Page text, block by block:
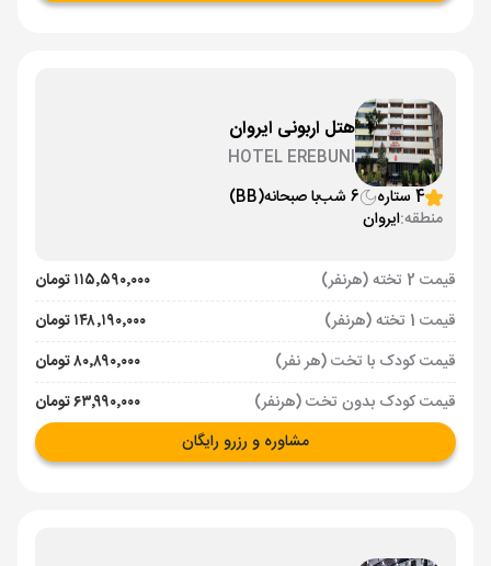
هتل اربونی ایروان
HOTEL EREBUNI
4 ستاره
6 شب با صبحانه(BB)
منطقه:ایروان
قیمت 2 تخته (هرنفر)
۱۱۵٬۵۹۰٬۰۰۰ تومان
قیمت 1 تخته (هرنفر)
۱۴۸٬۱۹۰٬۰۰۰ تومان
قیمت کودک با تخت (هر نفر)
۸۰٬۸۹۰٬۰۰۰ تومان
قیمت کودک بدون تخت (هرنفر)
۶۳٬۹۹۰٬۰۰۰ تومان
مشاوره و رزرو رایگان